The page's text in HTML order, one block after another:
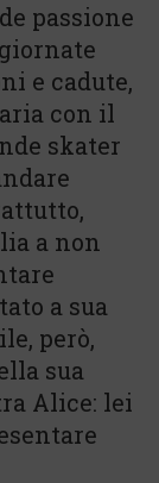
passione
e cadute,
con il
skater
a non
a sua
però,
sua
Alice: lei